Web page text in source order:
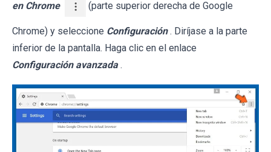
en Chrome (parte superior derecha de Google
Chrome) y seleccione Configuración . Diríjase a la parte
inferior de la pantalla. Haga clic en el enlace
Configuración avanzada .